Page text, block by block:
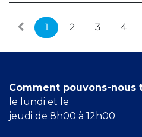
1 2 3 4
Comment pouvons-nous
le lundi et le
jeudi de 8h00 à 12h00